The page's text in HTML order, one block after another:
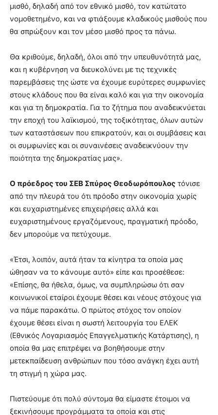
μισθό, δηλαδή από τον εθνικό μισθό, τον κατώτατο
νομοθετημένο, και να φτιάξουμε κλαδικούς μισθούς που
θα σπρώξουν και τον μέσο μισθό προς τα πάνω.
Θα κριθούμε, δηλαδή, όλοι από την υπευθυνότητά μας,
και η κυβέρνηση να διευκολύνει με τις τεχνικές
παρεμβάσεις της ώστε να έχουμε ευρύτερες συμφωνίες
στους κλάδους που θα είναι καλό και για την οικονομία
και για τη δημοκρατία. Για το ζήτημα που αναδεικνύεται
την εποχή του λαϊκισμού, της τοξικότητας, όλων αυτών
των καταστάσεων που επικρατούν, και οι συμβάσεις και
οι συμφωνίες και οι συναινέσεις αναδεικνύουν την
ποιότητα της δημοκρατίας μας».
Ο πρόεδρος του ΣΕΒ Σπύρος Θεοδωρόπουλος τόνισε
από την πλευρά του ότι πρόοδο στην οικονομία χωρίς
και ευχαριστημένες επιχειρήσεις αλλά και
ευχαριστημένους εργαζόμενους, πραγματική πρόοδο,
δεν μπορούμε να πετύχουμε.
«Έτσι, λοιπόν, αυτά ήταν τα κίνητρα τα οποία μας
ώθησαν να το κάνουμε αυτό» είπε και προσέθεσε:
«Επίσης, θα ήθελα, όμως, να συμπληρώσω ότι σαν
κοινωνικοί εταίροι έχουμε θέσει και νέους στόχους για
να πάμε παρακάτω. Ο πρώτος στόχος τον οποίον
έχουμε θέσει είναι η σωστή λειτουργία του ΕΛΕΚ
(Εθνικός Λογαριασμός Επαγγελματικής Κατάρτισης), η
οποία θα μας επιτρέψει να βοηθήσουμε στην
μετεκπαίδευση ανθρώπων που τόσο ανάγκη έχει αυτή
τη στιγμή η χώρα μας.
Πιστεύουμε ότι πολύ σύντομα θα είμαστε έτοιμοι να
ξεκινήσουμε προγράμματα τα οποία και στις